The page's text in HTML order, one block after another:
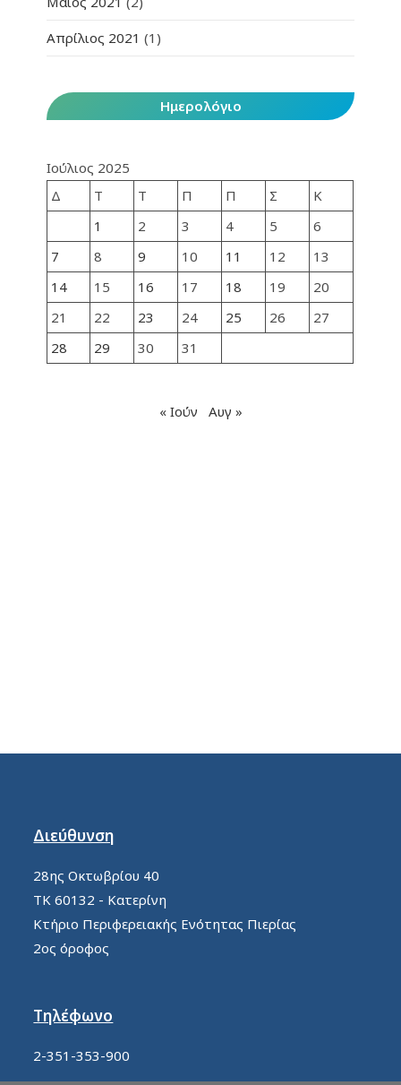
Απρίλιος 2021 (1)
Ημερολόγιο
Ιούλιος 2025
Δ
Τ Τ Π Π Σ
Κ
1
2 3 4 5
6
7
8 9 10 11 12
13
14
15 16 17 18 19
20
21
22 23 24 25 26
27
28
29 30 31
« Ιούν Αυγ »
Διεύθυνση
28ης Οκτωβρίου 40
ΤΚ 60132 - Κατερίνη
Κτήριο Περιφερειακής Ενότητας Πιερίας
2ος όροφος
Τηλέφωνο
2-351-353-900